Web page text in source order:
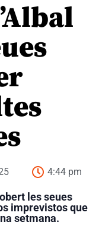
4:44 pm
les seues
imprevistos que
setmana.